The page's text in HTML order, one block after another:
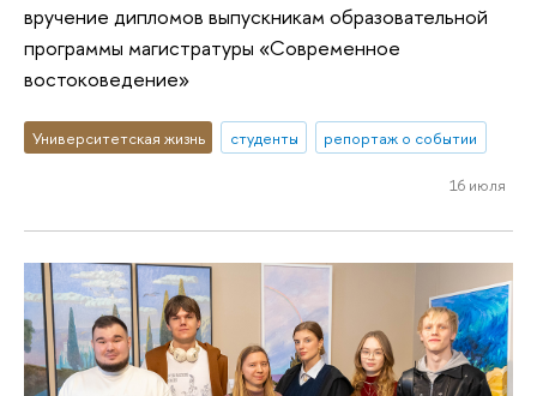
вручение дипломов выпускникам образовательной
программы магистратуры «Современное
востоковедение»
Университетская жизнь студенты репортаж о событии
16 июля